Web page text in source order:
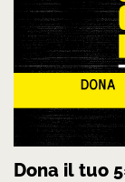
Dona il tuo